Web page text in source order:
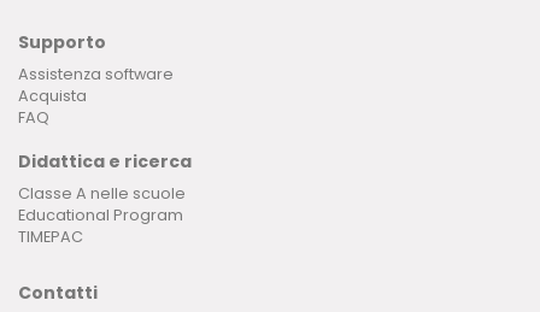
Supporto
Assistenza software
Acquista
FAQ
Didattica e ricerca
Classe A nelle scuole
Educational Program
TIMEPAC
Contatti